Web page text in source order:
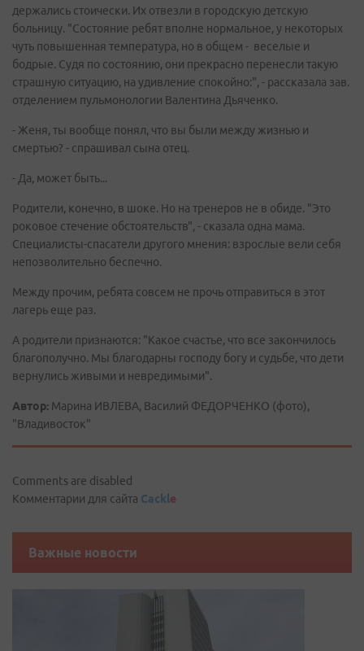
держались стоически. Их отвезли в городскую детскую
больницу. "Состояние ребят вполне нормальное, у некоторых
чуть повышенная температура, но в общем - веселые и
бодрые. Судя по состоянию, они прекрасно перенесли такую
страшную ситуацию, на удивление спокойно:", - рассказала зав.
отделением пульмонологии Валентина Дьяченко.
- Женя, ты вообще понял, что вы были между жизнью и
смертью? - спрашивал сына отец.
- Да, может быть...
Родители, конечно, в шоке. Но на тренеров не в обиде. "Это
роковое стечение обстоятельств", - сказала одна мама.
Специалисты-спасатели другого мнения: взрослые вели себя
непозволительно беспечно.
Между прочим, ребята совсем не прочь отправиться в этот
лагерь еще раз.
А родители признаются: "Какое счастье, что все закончилось
благополучно. Мы благодарны господу богу и судьбе, что дети
вернулись живыми и невредимыми".
Автор: Марина ИВЛЕВА, Василий ФЕДОРЧЕНКО (фото),
"Владивосток"
Comments are disabled
Комментарии для сайта Cackle
Важные новости